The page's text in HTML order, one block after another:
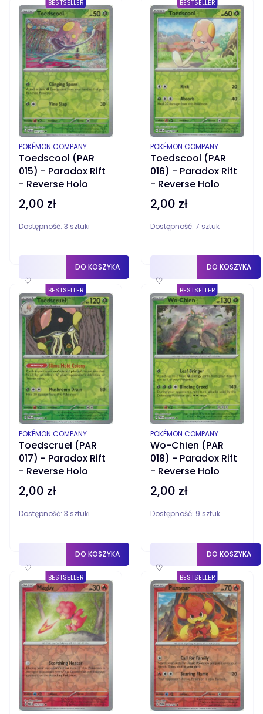
BESTSELLER
Toedscool (PAR
015) - Paradox Rift
- Reverse Holo
PRODUCENT
POKÉMON COMPANY
Cena
2,00 zł
Dostępność: 3 sztuki
♡
DO KOSZYKA
BESTSELLER
Toedscool (PAR
016) - Paradox Rift
- Reverse Holo
PRODUCENT
POKÉMON COMPANY
Cena
2,00 zł
Dostępność: 7 sztuk
♡
DO KOSZYKA
BESTSELLER
Toedscruel (PAR
017) - Paradox Rift
- Reverse Holo
PRODUCENT
POKÉMON COMPANY
Cena
2,00 zł
Dostępność: 3 sztuki
♡
DO KOSZYKA
BESTSELLER
Wo-Chien (PAR
018) - Paradox Rift
- Reverse Holo
PRODUCENT
POKÉMON COMPANY
Cena
2,00 zł
Dostępność: 9 sztuk
♡
DO KOSZYKA
BESTSELLER BESTSELLER